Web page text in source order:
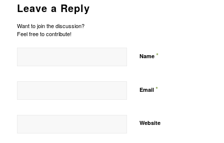
Leave a Reply
Want to join the discussion?
Feel free to contribute!
Name *
Email *
Website